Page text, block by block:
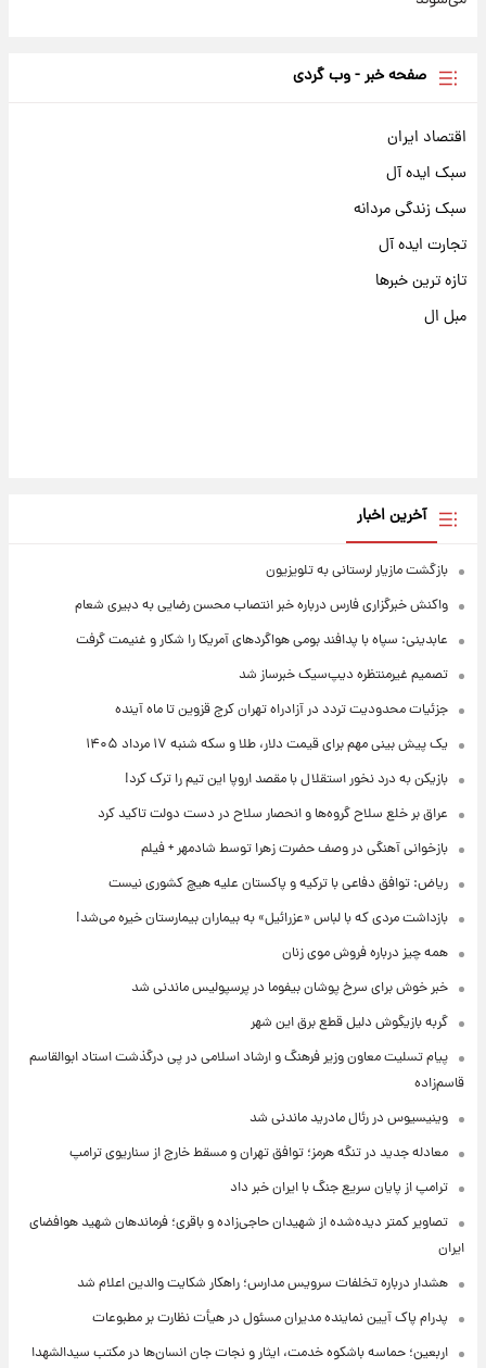
صفحه خبر - وب گردی
اقتصاد ایران
سبک ایده آل
سبک زندگی مردانه
تجارت ایده آل
تازه ترین خبرها
مبل ال
آخرین اخبار
بازگشت مازیار لرستانی به تلویزیون
واکنش خبرگزاری فارس درباره خبر انتصاب محسن رضایی به دبیری شعام
عابدینی: سپاه با پدافند بومی هواگردهای آمریکا را شکار و غنیمت گرفت
تصمیم غیرمنتظره دیپ‌سیک خبرساز شد
جزئیات محدودیت تردد در آزادراه تهران کرج قزوین تا ماه آینده
یک پیش ‌بینی مهم برای قیمت دلار، طلا و سکه شنبه ۱۷ مرداد ۱۴۰۵
بازیکن به درد نخور استقلال با مقصد اروپا این تیم را ترک کرد!
عراق بر خلع سلاح گروه‌ها و انحصار سلاح در دست دولت تاکید کرد
بازخوانی آهنگی در وصف حضرت زهرا توسط شادمهر + فیلم
ریاض: توافق دفاعی با ترکیه و پاکستان علیه هیچ کشوری نیست
بازداشت مردی که با لباس «عزرائیل» به بیماران بیمارستان خیره می‌شد!
همه چیز درباره فروش موی زنان
خبر خوش برای سرخ پوشان بیفوما در پرسپولیس ماندنی شد
گربه بازیگوش دلیل قطع برق این شهر
پیام تسلیت معاون وزیر فرهنگ و ارشاد اسلامی در پی درگذشت استاد ابوالقاسم
قاسم‌زاده
وینیسیوس در رئال مادرید ماندنی شد
معادله جدید در تنگه هرمز؛ توافق تهران و مسقط خارج از سناریوی ترامپ
ترامپ از پایان سریع جنگ با ایران خبر داد
تصاویر کمتر دیده‌شده از شهیدان حاجی‌زاده و باقری؛ فرماندهان شهید هوافضای
ایران
هشدار درباره تخلفات سرویس مدارس؛ راهکار شکایت والدین اعلام شد
پدرام پاک آیین نماینده مدیران مسئول در هیأت نظارت بر مطبوعات
اربعین؛ حماسه باشکوه خدمت، ایثار و نجات جان انسان‌ها در مکتب سیدالشهدا